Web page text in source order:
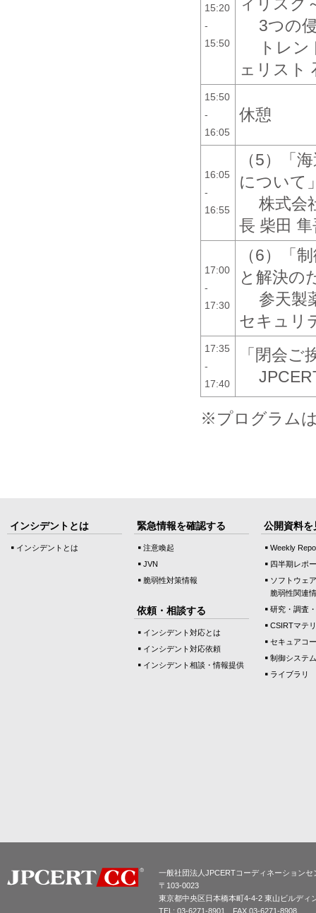
15:20
-
15:50
3つの
トレ
ェリスト
15:50
-
16:05
休憩
16:05
-
16:55
（5）「
について
株式会
長 柴田 隼
17:00
-
17:30
（6）「
と解決の
参天製
セキュリ
17:35
-
17:40
「閉会ご
※プログラム
インシデントとは
インシデントとは
緊急情報を確認する
注意喚起
JVN
脆弱性対策情報
依頼・相談する
インシデント対応とは
インシデント対応依頼
インシデント相談・情報提供
公開資料を
Weekly
四半期レポ
ソフトウェ
脆弱性関連
研究・調査
CSIRTマテ
セキュアコ
制御システ
ライブラリ
一般社団法人JPCERTコーディネーションセ
〒103-0023
東京都中央区日本橋本町4-4-2 東山ビルディ
TEL: 03-6271-8901 FAX 03-6271-8908